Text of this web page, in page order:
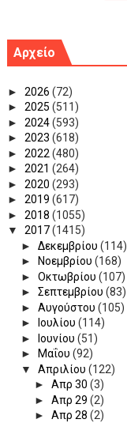
Αρχείο
► 2026 (72)
► 2025 (511)
► 2024(593)
► 2023 (618)
► 2022 (480)
► 2021 (264)
► 2020 (293)
► 2019 (617)
► 2018 (1055)
▼ 2017(1415)
► Δεκεμβρίου (114)
►
Νοεμβρίου (168)
► Οκτωβρίου (107)
► Σεπτεμβρίου (83)
► Αυγούστου (105)
►
Ιουλίου (114)
►
Ιουνίου (51)
►
Μαΐου (92)
▼ Απριλίου (122)
► Απρ 30 (3)
► Απρ 29 (2)
► Απρ 28 (2)